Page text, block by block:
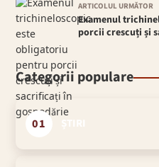
ARTICOLUL URMĂTOR
Examenul
porcii crescuți și
Categorii populare
01